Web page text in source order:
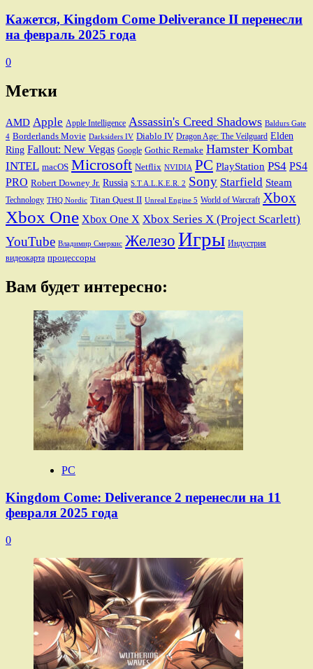
Кажется, Kingdom Come Deliverance II перенесли
на февраль 2025 года
0
Метки
AMD Apple Apple Intelligence Assassin's Creed Shadows Baldurs Gate
4 Borderlands Movie Darksiders IV Diablo IV Dragon Age: The Veilguard Elden
Ring Fallout: New Vegas Google Gothic Remake Hamster Kombat
INTEL macOS Microsoft Netflix NVIDIA PC PlayStation PS4 PS4
PRO Robert Downey Jr. Russia S.T.A.L.K.E.R. 2 Sony Starfield Steam
Technology THQ Nordic Titan Quest II Unreal Engine 5 World of Warcraft Xbox
Xbox One Xbox One X Xbox Series X (Project Scarlett)
YouTube Владимир Смеркис ЖелезоИгры Индустрия
видеокарта процессоры
Вам будет интересно:
PC
Kingdom Come: Deliverance 2 перенесли на 11
февраля 2025 года
0